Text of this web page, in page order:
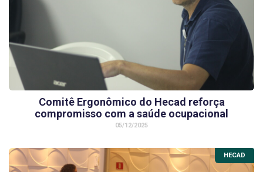
Comitê Ergonômico do Hecad reforça
compromisso com a saúde ocupacional
05/12/2025
HECAD